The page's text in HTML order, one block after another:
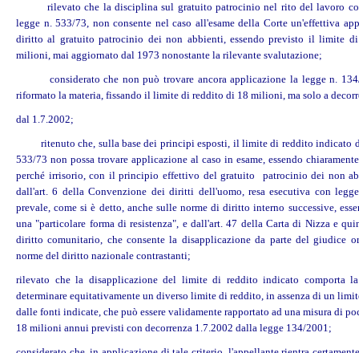
rilevato che la disciplina sul gratuito patrocinio nel rito del lavoro
legge n. 533/73, non consente nel caso all'esame della Corte un'effettiva
diritto al gratuito patrocinio dei non abbienti, essendo previsto il limite
milioni, mai aggiornato dal 1973 nonostante la rilevante svalutazione;
considerato che non può trovare ancora applicazione la legge n.
riformato la materia, fissando il limite di reddito di 18 milioni, ma solo a
dal 1.7.2002;
ritenuto che, sulla base dei principi esposti, il limite di reddito indicato
533/73 non possa trovare applicazione al caso in esame, essendo
perché irrisorio, con il principio effettivo del gratuito patrocinio dei non
dall'art. 6 della Convenzione dei diritti dell'uomo, resa esecutiva con
prevale, come si è detto, anche sulle norme di diritto interno successive,
una "particolare forma di resistenza", e dall'art. 47 della Carta di Nizza e
diritto comunitario, che consente la disapplicazione da parte del giudice
norme del diritto nazionale contrastanti;
rilevato che la disapplicazione del limite di reddito indicato comporta
determinare equitativamente un diverso limite di reddito, in assenza di un
dalle fonti indicate, che può essere validamente rapportato ad una misura di
18 milioni annui previsti con decorrenza 1.7.2002 dalla legge 134/2001;